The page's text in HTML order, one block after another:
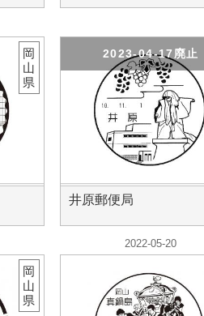
岡
山
県
井原郵便局
2023-04-17廃止
岡
山
県
2022-05-20